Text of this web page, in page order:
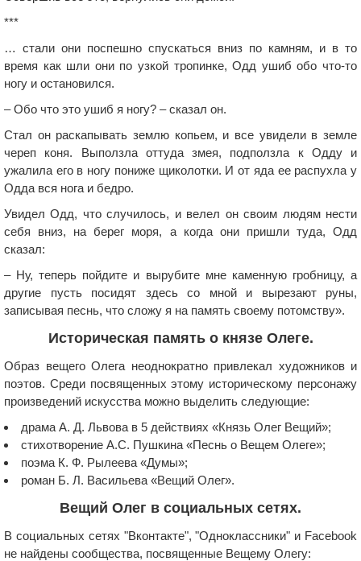
***
… стали они поспешно спускаться вниз по камням, и в то
время как шли они по узкой тропинке, Одд ушиб обо что-то
ногу и остановился.
– Обо что это ушиб я ногу? – сказал он.
Стал он раскапывать землю копьем, и все увидели в земле
череп коня. Выползла оттуда змея, подползла к Одду и
ужалила его в ногу пониже щиколотки. И от яда ее распухла у
Одда вся нога и бедро.
Увидел Одд, что случилось, и велел он своим людям нести
себя вниз, на берег моря, а когда они пришли туда, Одд
сказал:
– Ну, теперь пойдите и вырубите мне каменную гробницу, а
другие пусть посидят здесь со мной и вырезают руны,
записывая песнь, что сложу я на память своему потомству».
Историческая память о князе Олеге.
Образ вещего Олега неоднократно привлекал художников и
поэтов. Среди посвященных этому историческому персонажу
произведений искусства можно выделить следующие:
драма А. Д. Львова в 5 действиях «Князь Олег Вещий»;
стихотворение А.С. Пушкина «Песнь о Вещем Олеге»;
поэма К. Ф. Рылеева «Думы»;
роман Б. Л. Васильева «Вещий Олег».
Вещий Олег в социальных сетях.
В социальных сетях "Вконтакте", "Одноклассники" и Facebook
не найдены сообщества, посвященные Вещему Олегу: